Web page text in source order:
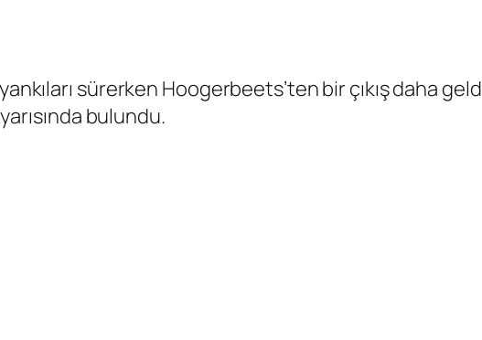
sürerken Hoogerbeets’ten bir çıkış daha
bulundu.